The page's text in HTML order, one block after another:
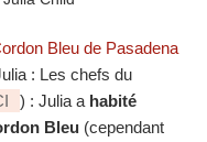
Bleu de Pasadena
: Les chefs du
) : Julia a habité
Bleu (cependant